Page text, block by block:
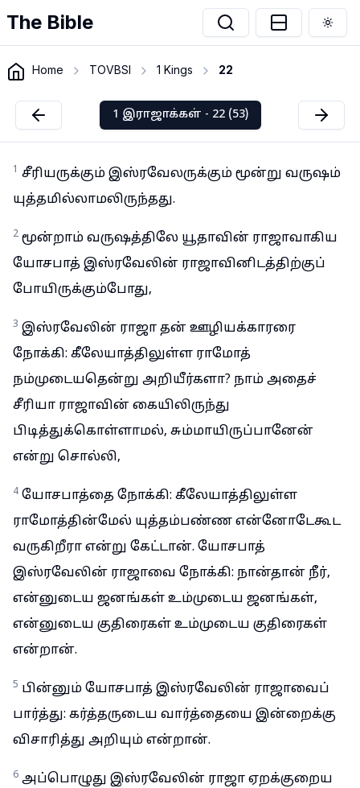
The Bible
Home TOVBSI 1 Kings 22
1 இராஜாக்கள் - 22 (53)
1 சீரியருக்கும் இஸ்ரவேலருக்கும் மூன்று வருஷம்
யுத்தமில்லாமலிருந்தது.
2 மூன்றாம் வருஷத்திலே யூதாவின் ராஜாவாகிய
யோசபாத் இஸ்ரவேலின் ராஜாவினிடத்திற்குப்
போயிருக்கும்போது,
3 இஸ்ரவேலின் ராஜா தன் ஊழியக்காரரை
நோக்கி: கீலேயாத்திலுள்ள ராமோத்
நம்முடையதென்று அறியீர்களா? நாம் அதைச்
சீரியா ராஜாவின் கையிலிருந்து
பிடித்துக்கொள்ளாமல், சும்மாயிருப்பானேன்
என்று சொல்லி,
4 யோசபாத்தை நோக்கி: கீலேயாத்திலுள்ள
ராமோத்தின்மேல் யுத்தம்பண்ண என்னோடேகூட
வருகிறீரா என்று கேட்டான். யோசபாத்
இஸ்ரவேலின் ராஜாவை நோக்கி: நான்தான் நீர்,
என்னுடைய ஜனங்கள் உம்முடைய ஜனங்கள்,
என்னுடைய குதிரைகள் உம்முடைய குதிரைகள்
என்றான்.
5 பின்னும் யோசபாத் இஸ்ரவேலின் ராஜாவைப்
பார்த்து: கர்த்தருடைய வார்த்தையை இன்றைக்கு
விசாரித்து அறியும் என்றான்.
6 அப்பொழுது இஸ்ரவேலின் ராஜா ஏறக்குறைய